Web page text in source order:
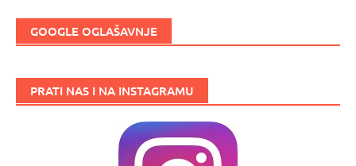
GOOGLE OGLAŠAVNJE
PRATI NAS I NA INSTAGRAMU